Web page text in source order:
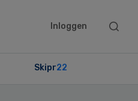
Inloggen
Search
Skipr22